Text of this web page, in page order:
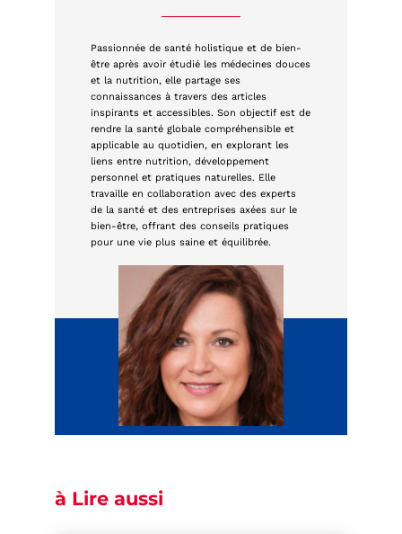
Passionnée de santé holistique et de bien-
être après avoir étudié les médecines douces
et la nutrition, elle partage ses
connaissances à travers des articles
inspirants et accessibles. Son objectif est de
rendre la santé globale compréhensible et
applicable au quotidien, en explorant les
liens entre nutrition, développement
personnel et pratiques naturelles. Elle
travaille en collaboration avec des experts
de la santé et des entreprises axées sur le
bien-être, offrant des conseils pratiques
pour une vie plus saine et équilibrée.
à Lire aussi